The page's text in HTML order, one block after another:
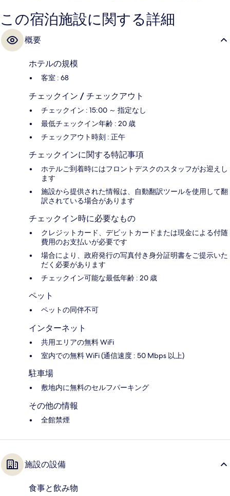
この宿泊施設に関する詳細
概要
ホテルの規模
客室 : 68
チェックイン / チェックアウト
チェックイン : 15:00 ～ 指定なし
最低チェックイン年齢 : 20 歳
チェックアウト時刻 : 正午
チェックインに関する特記事項
ホテルご到着時にはフロントデスクのスタッフがお迎えし
ます
施設から提供された情報は、自動翻訳ツールを使用して翻
訳されている場合があります
チェックイン時に必要なもの
クレジットカード、デビットカードまたは現金による付随
費用のお支払いが必要です
場合により、政府発行の写真付き身分証明書をご提示いた
だく必要があります
チェックイン可能な最低年齢 : 20 歳
ペット
ペットの同伴不可
インターネット
共用エリアの無料 WiFi
室内での無料 WiFi (通信速度 : 50 Mbps 以上)
駐車場
敷地内に無料のセルフパーキング
その他の情報
全館禁煙
施設の設備
食事と飲み物